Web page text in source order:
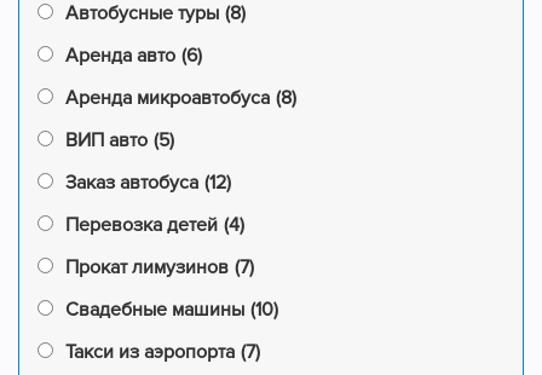
Автобусные туры (8)
Аренда авто (6)
Аренда микроавтобуса (8)
ВИП авто (5)
Заказ автобуса (12)
Перевозка детей (4)
Прокат лимузинов (7)
Свадебные машины (10)
Такси из аэропорта (7)